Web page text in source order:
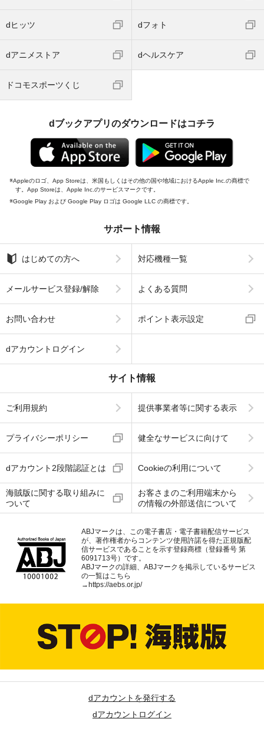
dヒッツ dフォト
dアニメストア dヘルスケア
ドコモスポーツくじ
dブックアプリのダウンロードはコチラ
Appleのロゴ、App Storeは、米国もしくはその他の国や地域におけるApple Inc.の商標で
す。App Storeは、Apple Inc.のサービスマークです。
Google Play および Google Play ロゴは Google LLC の商標です。
サポート情報
はじめての方へ 対応機種一覧
メールサービス登録/解除 よくある質問
お問い合わせ ポイント表示設定
dアカウントログイン
サイト情報
ご利用規約 提供事業者等に関する表示
プライバシーポリシー 健全なサービスに向けて
dアカウント2段階認証とは Cookieの利用について
海賊版に関する取り組みに
ついて
お客さまのご利用端末から
の情報の外部送信について
ABJマークは、この電子書店・電子書籍配信サービス
が、著作権者からコンテンツ使用許諾を得た正規版配
信サービスであることを示す登録商標（登録番号 第
6091713号）です。
ABJマークの詳細、ABJマークを掲示しているサービス
の一覧はこちら
→ https://aebs.or.jp/
dアカウントを発行する
dアカウントログイン